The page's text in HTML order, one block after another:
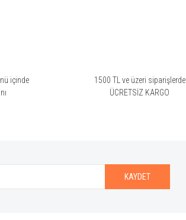
içinde
1500 TL ve üzeri siparişlerde
ÜCRETSİZ KARGO
KAYDET